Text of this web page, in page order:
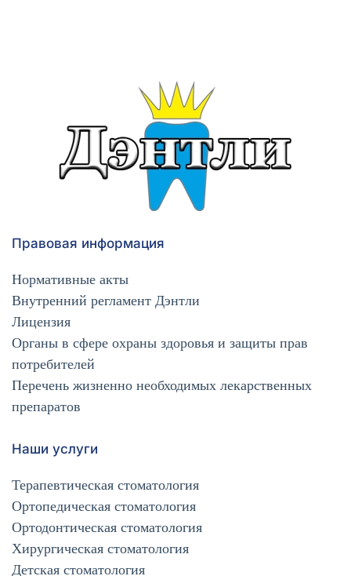
Правовая информация
Нормативные акты
Внутренний регламент Дэнтли
Лицензия
Органы в сфере охраны здоровья и защиты прав
потребителей
Перечень жизненно необходимых лекарственных
препаратов
Наши услуги
Терапевтическая стоматология
Ортопедическая стоматология
Ортодонтическая стоматология
Хирургическая стоматология
Детская стоматология